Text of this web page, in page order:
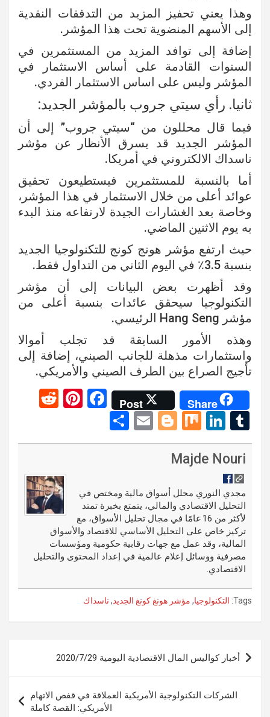
وهذا يعني تحفيز المزيد من التدفقات النقدية
إلى الأسهم المنضوية تحت هذا المؤشر.
إضافة إلى توافد المزيد من المستثمرين في
السنوات القادمة على أساس الاستثمار في
المؤشر وليس على اساس الاستثمار الفردي.
ثانيا. رأي سيتي جروب بالمؤشر الجديد:
فيما قال محللون من “سيتي جروب” إلى أن
المؤشر الجديد قد يسرق الأنظار عن مؤشر
ناسداك الالكتروني في أمريكا.
أما بالنسبة للمستثمرين فيستطيعون تحقيق
عوائد أعلى من خلال الاستثمار في هذا المؤشر،
وخاصة بعد الغشارات الجيدة لارتفاعه منذ البدء
به يوم الاثنين الماضي.
حيث ارتفع مؤشر هونج كونج للتكنولوجيا الجديد
بنسبة 3.5٪ في اليوم الثاني من التداول فقط.
وقد أظهرت بعض البيانات إلى أن مؤشر
التكنولوجيا سيحقق عائدات بنسبة أعلى من
مؤشر Hang Seng الرئيسي.
وهذه الأمور السابقة قد تجلب أموالا
واستثمارات مذهلة للجانب الصيني، إضافة إلى
تأجيج الصراع بين الطرف الصيني والأمريكي.
Share
Post
F
ce
o
k
Pi
er
t
d
t
T
u
m
bl
r
Li
n
ke
n
M
ix
Bl
o
er
E
m
h
Majde Nouri
مجدي النوري محلل أسواق مالية ومختص في
التحليل الاقتصادي والمالي، يتمتع بخبرة تمتد
لأكثر من 16 عامًا في مجال تحليل الأسواق، مع
تركيز خاص على التحليل الأساسي للاقتصاد والأسواق
المالية، وقد عمل مع جهات رقابية حكومية ومؤسسات
مصرفية ووسائل إعلام عالمية في إعداد المحتوى والتحليل
الاقتصادي.
Tags: التكنولوجيا, مؤشر هونغ كونغ الجديد, ناسداك
تصفّح
المقالات
أخبار كواليس المال الاقتصادية اليومية 2020/7/29
الشركات التكنولوجية الأمريكية العملاقة في قفص الاتهام
الأمريكي: القصة كاملة